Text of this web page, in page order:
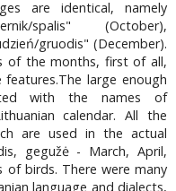
are identical, namely
spalis" (October),
gruodis" (December).
of the months, first of all,
large enough
with the names of
calendar. All the
are used in the actual
gegužė - March, April,
birds. There were many
language and dialects,